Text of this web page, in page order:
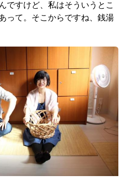
ですけど、私はそういうとこ
って。そこからですね、銭湯